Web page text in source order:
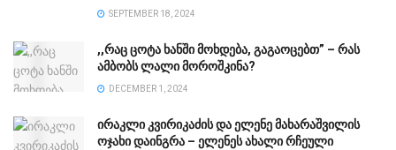
SEPTEMBER 18, 2024
,,რაც ცოტა ხანში მოხდება, გაგაოცებთ” – რას
ამბობს ლალი მოროშკინა?
DECEMBER 1, 2024
ირაკლი კვირიკაძის და ელენე მახარაშვილის
ოჯახი დაინგრა – ელენეს ახალი რჩეული